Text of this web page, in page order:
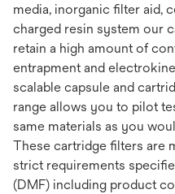
media, inorganic filter aid,
charged resin system our
retain a high amount of
entrapment and
scalable capsule and
range allows you to pilot
same materials as you
These cartridge filters are
strict requirements
(DMF) including product